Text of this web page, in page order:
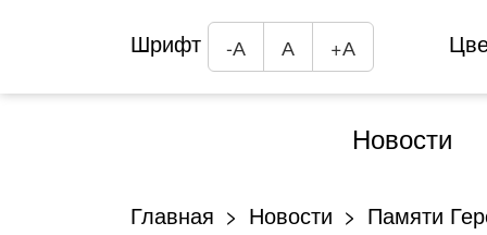
Шрифт -А А +А
Новости
Главная Новости Памяти